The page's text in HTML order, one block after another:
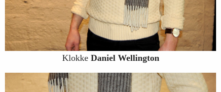
Klokke Daniel Wellington